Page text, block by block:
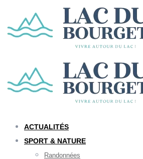
ACTUALITÉS
SPORT & NATURE
Randonnées